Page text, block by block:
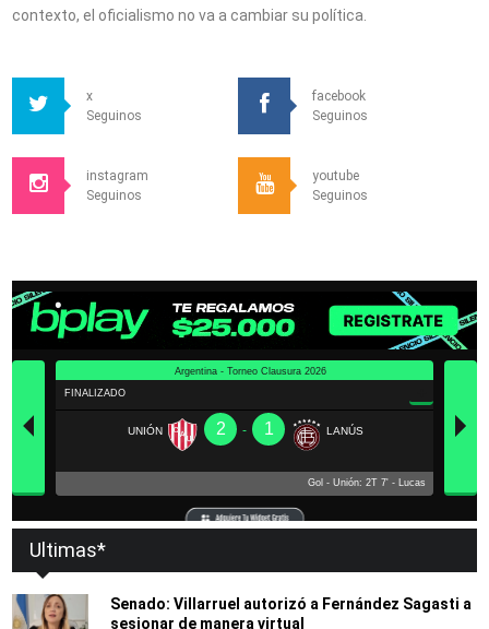
contexto, el oficialismo no va a cambiar su política.
x
Seguinos
facebook
Seguinos
instagram
Seguinos
youtube
Seguinos
Ultimas*
Senado: Villarruel autorizó a Fernández Sagasti a
sesionar de manera virtual